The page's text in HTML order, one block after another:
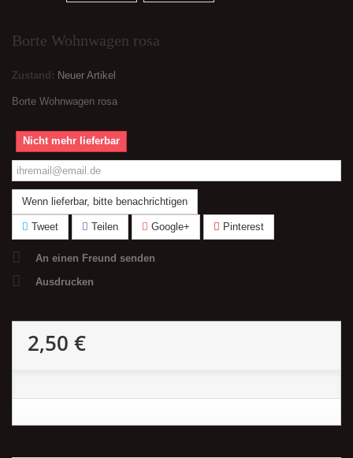
Borte Wohnwagen rosa
Zustand: Neuer Artikel
Borte Wohnwagen rosa
Nicht mehr lieferbar
Wenn lieferbar, bitte benachrichtigen
Tweet Teilen Google+ Pinterest
An einen Freund senden
Ausdrucken
2,50 €